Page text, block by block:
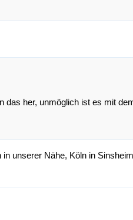
her, unmöglich ist es mit
unserer Nähe, Köln in